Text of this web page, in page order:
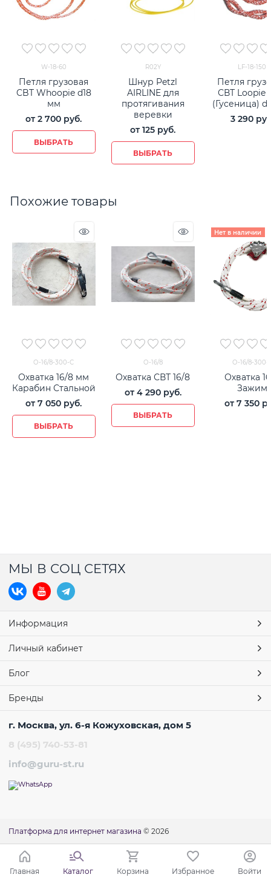
W-18-60
Петля грузовая
CBT Whoopie d18
мм
от2 700 руб.
ВЫБРАТЬ
R02Y
Шнур Petzl
AIRLINE для
протягивания
веревки
от125 руб.
ВЫБРАТЬ
LF-18-150
Петля
СВТ Loopie
(Гусеница)
3 290
Похожие товары
О-16/8-300-С
Охватка 16/8 мм
Карабин Стальной
от7 050 руб.
ВЫБРАТЬ
О-16/8
Охватка СВТ 16/8
от 4 290 руб.
ВЫБРАТЬ
Нет в наличии
О-16/8-300-
Охватка
Зажим
от 7 350
МЫ В СОЦ СЕТЯХ
Информация
Личный кабинет
Блог
Бренды
г. Москва, ул. 6-я Кожуховская, дом 5
8 (495) 740-53-81
info@guru-st.ru
Платформа для интернет магазина © 2026
Главная Каталог Корзина Избранное Войти